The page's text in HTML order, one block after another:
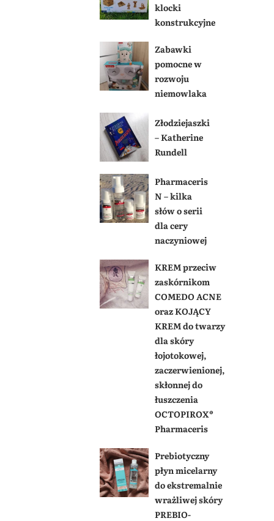
klocki
konstrukcyjne
Zabawki
pomocne w
rozwoju
niemowlaka
Złodziejaszki
– Katherine
Rundell
Pharmaceris
N – kilka
słów o serii
dla cery
naczyniowej
KREM przeciw
zaskórnikom
COMEDO ACNE
oraz KOJĄCY
KREM do twarzy
dla skóry
łojotokowej,
zaczerwienionej,
skłonnej do
łuszczenia
OCTOPIROX®
Pharmaceris
Prebiotyczny
płyn micelarny
do ekstremalnie
wrażliwej skóry
PREBIO-